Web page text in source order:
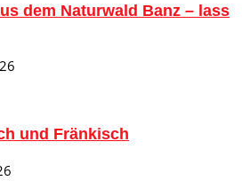
dem Naturwald Banz – lass
und Fränkisch